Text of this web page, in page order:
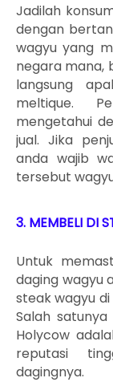
Jadilah
dengan
wagyu yang
negara mana,
langsung
meltique.
mengetahui
jual. Jika
anda wajib
tersebut
3. MEMBELI DI
Untuk
daging wagyu
steak wagyu
Salah
Holycow
reputasi
dagingnya.